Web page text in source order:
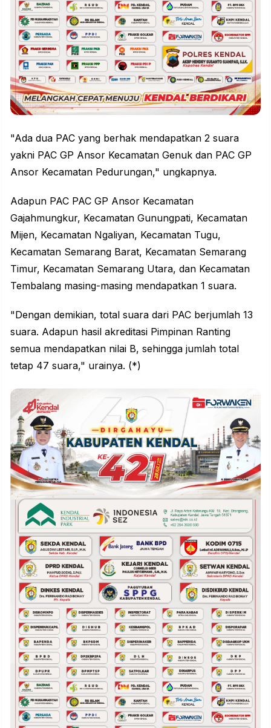
"Ada dua PAC yang berhak mendapatkan 2 suara
yakni PAC GP Ansor Kecamatan Genuk dan PAC GP
Ansor Kecamatan Pedurungan," ungkapnya.
Adapun PAC PAC GP Ansor Kecamatan
Gajahmungkur, Kecamatan Gunungpati, Kecamatan
Mijen, Kecamatan Ngaliyan, Kecamatan Tugu,
Kecamatan Semarang Barat, Kecamatan Semarang
Timur, Kecamatan Semarang Utara, dan Kecamatan
Tembalang masing-masing mendapatkan 1 suara.
"Dengan demikian, total suara dari PAC berjumlah 13
suara. Adapun hasil akreditasi Pimpinan Ranting
semua mendapatkan nilai B, sehingga jumlah total
tetap 47 suara," urainya. (*)